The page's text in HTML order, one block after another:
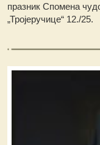
празник Спомена
„Тројеручице“ 12./25.